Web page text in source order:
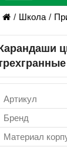
Школа
Артикул
Бренд
Материал